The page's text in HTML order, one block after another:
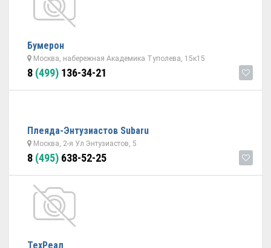
Бумерон
Москва, набережная Академика Туполева, 15к15
8 (499) 136-34-21
Плеяда-Энтузиастов Subaru
Москва, 2-я Ул Энтузиастов, 5
8 (495) 638-52-25
ТехРеал